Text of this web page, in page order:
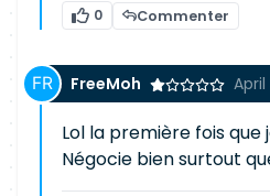
0 Commenter
FreeMoh April
Lol la première fois que
Négocie bien surtout